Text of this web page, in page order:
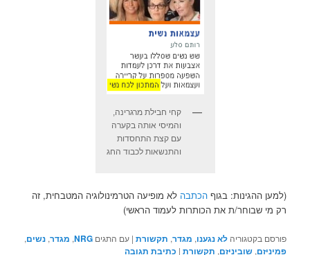
קחי חבילת מרגרינה,
והמיסי אותה בקערה
עם קצת התחסדות
והתנשאות לכבוד החג
(למען ההגינות: בגוףהכתבה לא מופיעה הטרמינולוגיה המטבחית, זה
רק מי שבוחר/ת את הכותרות לעמוד הראשי)
פורסם בקטגוריה לא נגענו, מגדר, תקשורת |עם התגים NRG
, מגדר,נשים,
פמיניזם,שוביניזם, תקשורת | כתיבת תגובה